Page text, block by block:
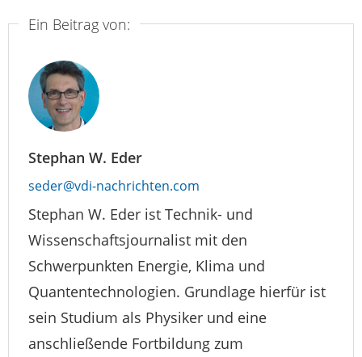
Ein Beitrag von:
Stephan W. Eder
seder@vdi-nachrichten.com
Stephan W. Eder ist Technik- und
Wissenschaftsjournalist mit den
Schwerpunkten Energie, Klima und
Quantentechnologien. Grundlage hierfür ist
sein Studium als Physiker und eine
anschließende Fortbildung zum